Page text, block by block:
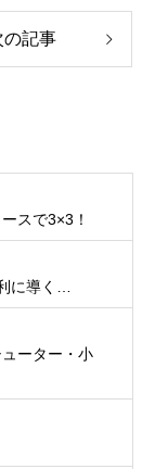
の記事
スで3×3！
に導く…
ーター・小